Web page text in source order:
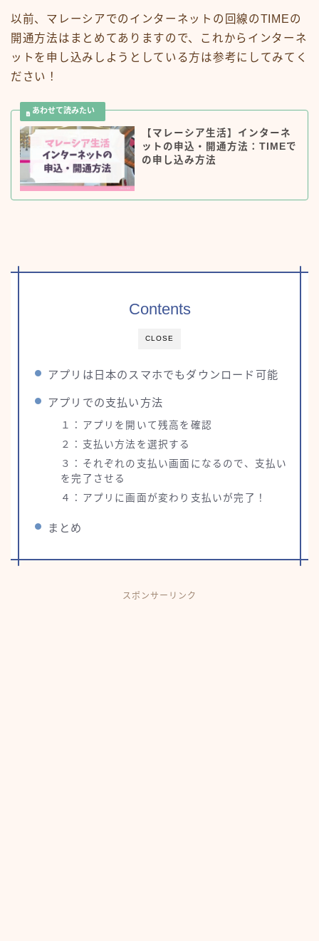
以前、マレーシアでのインターネットの回線のTIMEの
開通方法はまとめてありますので、これからインターネ
ットを申し込みしようとしている方は参考にしてみてく
ださい！
【マレーシア生活】インターネ
ットの申込・開通方法：TIMEで
の申し込み方法
CLOSE
Contents
アプリは日本のスマホでもダウンロード可能
アプリでの支払い方法
１：アプリを開いて残高を確認
２：支払い方法を選択する
３：それぞれの支払い画面になるので、支払い
を完了させる
４：アプリに画面が変わり支払いが完了！
まとめ
スポンサーリンク